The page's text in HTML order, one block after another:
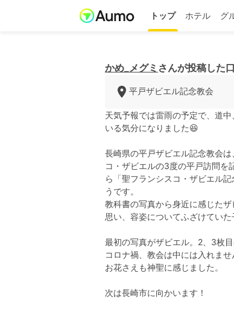
トップ ホテル グ
かめ_メグミ さんが投稿した
平戸ザビエル記念教会
天気予報では雷雨の予定で、道
いる気分になりました😆
長崎県の平戸ザビエル記念教会
コ・ザビエルの3度の平戸訪問を
ら「聖フランシスコ・ザビエル
うです。
教科書の写真から身近に感じた
思い、容姿についてふざけてい
最初の写真がザビエル。2、3枚目
コロナ禍、教会は中には入れま
お花さえも神聖に感じました。
次は長崎市に向かいます！